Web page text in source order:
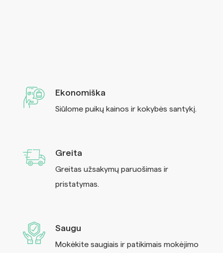
Ekonomiška
Siūlome puikų kainos ir kokybės santykį.
Greita
Greitas užsakymų paruošimas ir
pristatymas.
Saugu
Mokėkite saugiais ir patikimais mokėjimo